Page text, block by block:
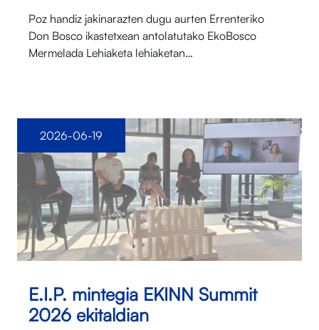
Poz handiz jakinarazten dugu aurten Errenteriko
Don Bosco ikastetxean antolatutako EkoBosco
Mermelada Lehiaketa lehiaketan…
E.I.P. mintegia EKINN Summit
2026 ekitaldian
2026-06-19